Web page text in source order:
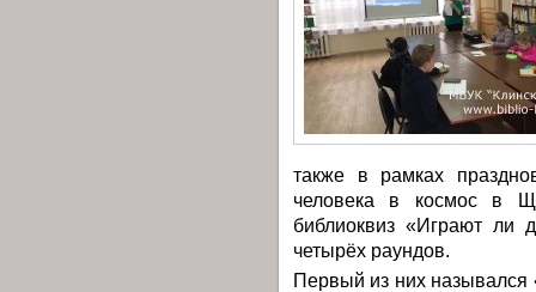
также в рамках
человека в космос в
библиоквиз «Играют ли
четырёх раундов.
Первый из них